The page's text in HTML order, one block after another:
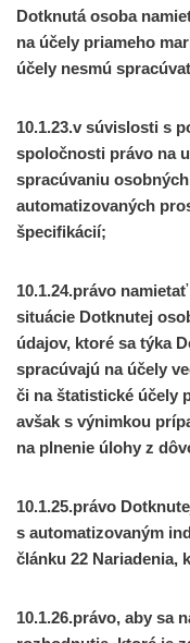
Dotknutá osoba
na účely priameho
účely nesmú
10.1.23.v súvislosti s
spoločnosti právo na
spracúvaniu
automatizovaných
špecifikácií;
10.1.24.právo
situácie Dotknutej
údajov, ktoré sa týka
spracúvajú na účely
či na štatistické účely
avšak s výnimkou
na plnenie úlohy z
10.1.25.právo
s automatizovaným
článku 22 Nariadenia,
10.1.26.právo, aby sa